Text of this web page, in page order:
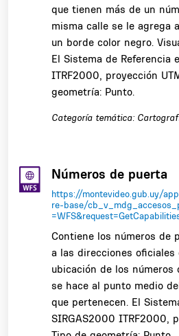
que tienen más de un
misma calle se le agrega
un borde color negro.
El Sistema de Referencia
ITRF2000, proyección
geometría: Punto.
Categoría temática:
Números de puerta
https://montevideo.gub.uy/
re-base/
Contiene los números de
a las direcciones oficiales
ubicación de los
se hace al punto medio
que pertenecen. El
SIRGAS2000 ITRF2000,